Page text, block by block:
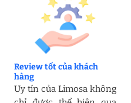
Review tốt của khách
hàng
Uy tín của Limosa không